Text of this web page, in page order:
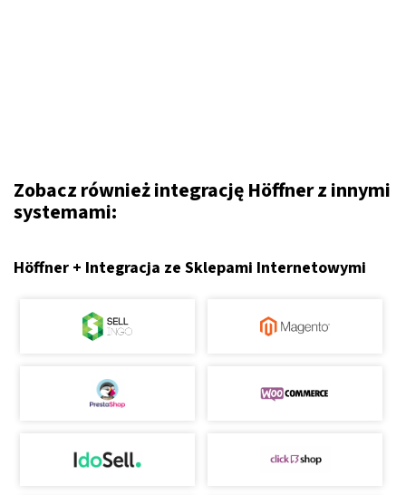
Zobacz również integrację Höffner z innymi
systemami:
Höffner + Integracja ze Sklepami Internetowymi